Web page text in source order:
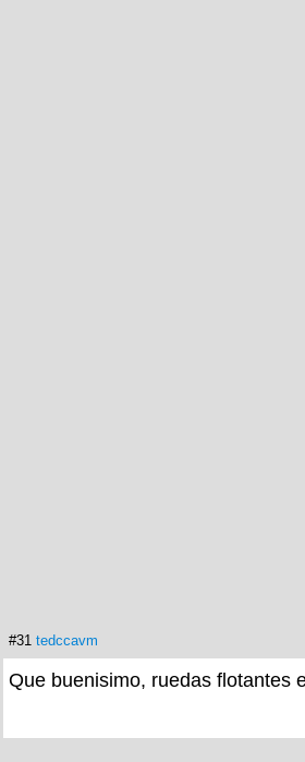
#31 tedccavm
Que buenisimo, ruedas flotantes